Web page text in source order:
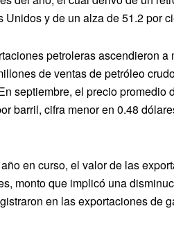
Unidos y de un alza de 51.2 por
petroleras ascendieron
de ventas de petróleo
septiembre, el precio
barril, cifra menor en 0.48
en curso, el valor de las
monto que implicó una
en las exportaciones de